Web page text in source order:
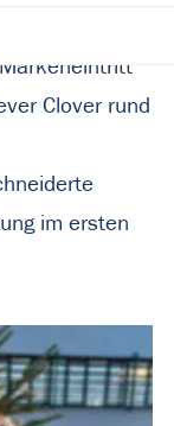
Clover rund
im ersten